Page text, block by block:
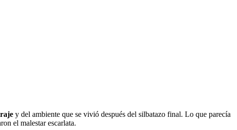
y del ambiente que se vivió después del silbatazo final. Lo que parecía
el malestar escarlata.